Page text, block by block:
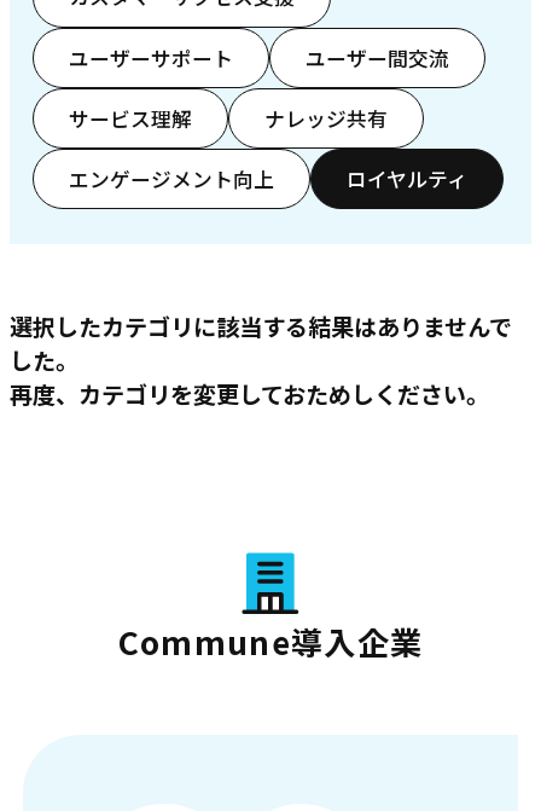
ユーザーサポート ユーザー間交流
サービス理解 ナレッジ共有
エンゲージメント向上 ロイヤルティ
選択したカテゴリに該当する結果はありませんで
した。
再度、カテゴリを変更しておためしください。
Commune導入企業